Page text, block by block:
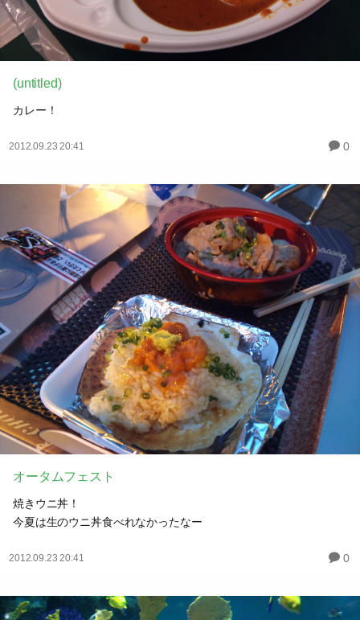
(untitled)
カレー！
2012.09.23 20:41 0
オータムフェスト
焼きウニ丼！
今夏は生のウニ丼食べれなかったなー
2012.09.23 20:41 0